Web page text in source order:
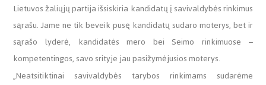
Lietuvos žaliųjų partija išsiskiria kandidatų į savivaldybės rinkimus
sąrašu. Jame ne tik beveik pusę kandidatų sudaro moterys, bet ir
sąrašo lyderė, kandidatės mero bei Seimo rinkimuose –
kompetentingos, savo srityje jau pasižymėjusios moterys.
„Neatsitiktinai savivaldybės tarybos rinkimams sudarėme